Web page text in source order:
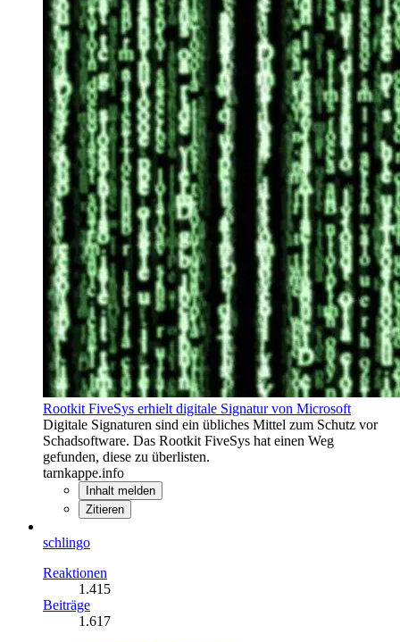
Rootkit FiveSys erhielt digitale Signatur von Microsoft
Digitale Signaturen sind ein übliches Mittel zum Schutz vor
Schadsoftware. Das Rootkit FiveSys hat einen Weg
gefunden, diese zu überlisten.
tarnkappe.info
Inhalt melden
Zitieren
schlingo
Reaktionen
1.415
Beiträge
1.617